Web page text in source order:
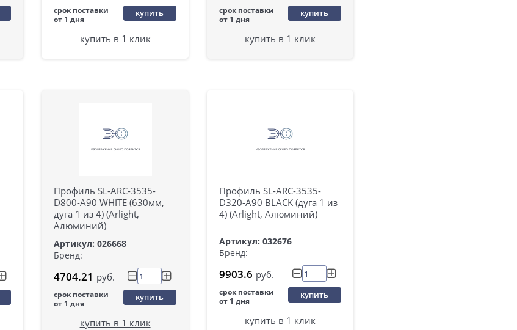
срок поставки
от 1 дня
купить
купить в 1 клик
срок поставки
от 1 дня
купить
купить в 1 клик
Профиль SL-ARC-3535-
D800-A90 WHITE (630мм,
дуга 1 из 4) (Arlight,
Алюминий)
Артикул: 026668
Бренд:
4704.21 руб.
срок поставки
от 1 дня
купить
купить в 1 клик
Профиль SL-ARC-3535-
D320-A90 BLACK (дуга 1 из
4) (Arlight, Алюминий)
Артикул: 032676
Бренд:
9903.6 руб.
срок поставки
от 1 дня
купить
купить в 1 клик